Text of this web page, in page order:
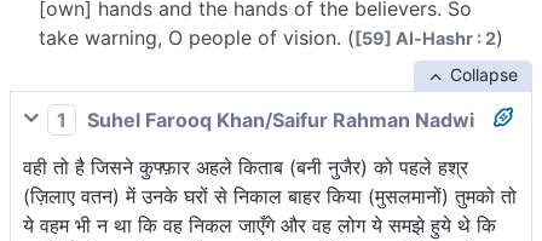
[own] hands and the hands of the believers. So
take warning, O people of vision. ([59] Al-Hashr : 2)
Collapse
1
Suhel Farooq Khan/Saifur Rahman Nadwi
वही तो है जिसने कुफ्फ़ार अहले किताब (बनी नुजैर) को पहले हश्र
(ज़िलाए वतन) में उनके घरों से निकाल बाहर किया (मुसलमानों) तुमको तो
ये वहम भी न था कि वह निकल जाएँगे और वह लोग ये समझे हुये थे कि